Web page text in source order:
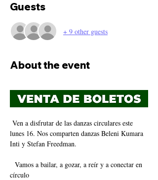
Guests
+ 9 other guests
About the event
Ven a disfrutar de las danzas circulares este
lunes 16. Nos comparten danzas Beleni Kumara
Inti y Stefan Freedman.
Vamos a bailar, a gozar, a reír y a conectar en
círculo